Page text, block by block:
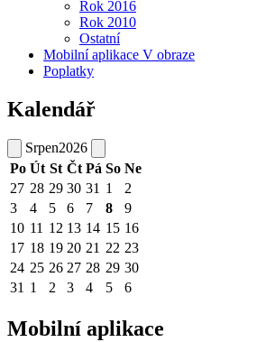
Rok 2016
Rok 2010
Ostatní
Mobilní aplikace V obraze
Poplatky
Kalendář
Srpen2026
Po Út St Čt Pá So Ne
27 28 29 30 31 1
2
3
4 5 6 7 8
9
10 11 12 13 14 15 16
17 18 19 20 21 22 23
24 25 26 27 28 29 30
31 1 2 3 4 5 6
Mobilní aplikace